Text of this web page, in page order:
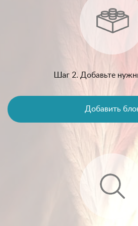
Шаг 2. Добавьте
Добавить